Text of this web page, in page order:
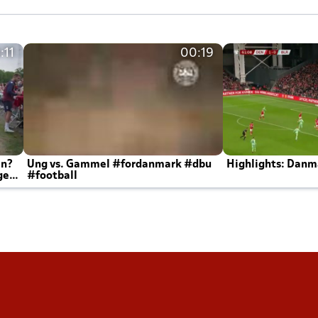
00:19
Ung vs. Gammel #fordanmark #dbu
#football
Highlights: